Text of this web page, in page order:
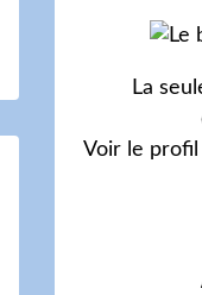
La
Voir le profil